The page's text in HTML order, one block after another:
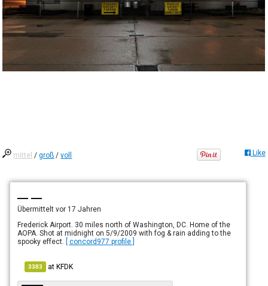
mittel /groß /voll Like
— —
Übermitteltvor 17 Jahren
Frederick Airport. 30 miles north of Washington, DC. Home of the
AOPA. Shot at midnight on 5/9/2009 with fog & rain adding to the
spooky effect.
[ concord977 profile ]
3383 atKFDK